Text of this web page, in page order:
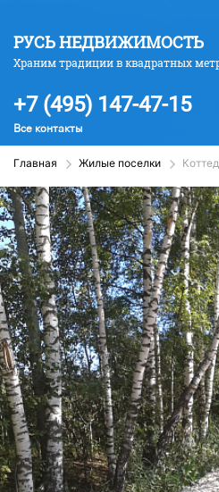
РУСЬ НЕДВИЖИМОСТЬ
Храним традиции в квадратных
+7 (495) 147-47-15
Все контакты
Главная Жилые поселки